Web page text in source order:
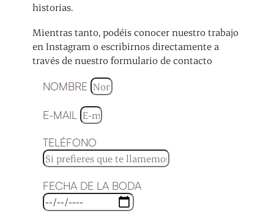
historias.
Mientras tanto, podéis conocer nuestro trabajo
en Instagram o escribirnos directamente a
través de nuestro formulario de contacto
NOMBRE
E-MAIL
TELÉFONO
FECHA DE LA BODA